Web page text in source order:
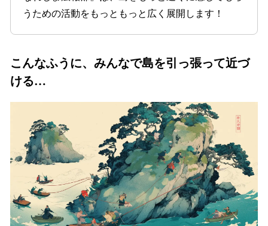
うための活動をもっともっと広く展開します！
こんなふうに、みんなで島を引っ張って近づ
ける…